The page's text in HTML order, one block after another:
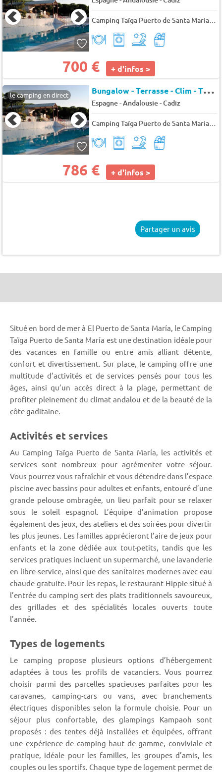
700 € + d'infos >
le camping en direct B
ungalow - Terrasse - Clim - TV 4 pers.
Espagne - Andalousie-Cadiz
Camping Taïga Puerto de Santa Maria
786 € + d'infos >
Partager un avis
Situé en bord de mer à El Puerto de Santa María, le Camping
Taïga Puerto de Santa María est une destination idéale pour
des vacances en famille ou entre amis alliant détente,
confort et divertissement. Sur place, le camping offre une
multitude d’activités et de services pensés pour tous les
âges, ainsi qu’un accès direct à la plage, permettant de
profiter pleinement du climat andalou et de la beauté de la
côte gaditaine.
Activités et services
Au Camping Taïga Puerto de Santa María, les activités et
services sont nombreux pour agrémenter votre séjour.
Vous pourrez vous rafraîchir et vous détendre dans l’espace
piscine avec bassins pour adultes et enfants, entouré d’une
grande pelouse ombragée, un lieu parfait pour se relaxer
sous le soleil espagnol. L’équipe d’animation propose
également des jeux, des ateliers et des soirées pour divertir
les plus jeunes. Les familles apprécieront l’aire de jeux pour
enfants et la zone dédiée aux tout-petits, tandis que les
services pratiques incluent un supermarché, une lavanderie
en libre-service, ainsi que des sanitaires modernes avec eau
chaude gratuite. Pour les repas, le restaurant Hippie situé à
l’entrée du camping sert des plats traditionnels savoureux,
des grillades et des spécialités locales ouverts toute
l’année.
Types de logements
Le camping propose plusieurs options d’hébergement
adaptées à tous les profils de vacanciers. Vous pourrez
choisir parmi des parcelles spacieuses parfaites pour les
caravanes, camping-cars ou vans, avec branchements
électriques disponibles selon la formule choisie. Pour un
séjour plus confortable, des glampings Kampaoh sont
proposés : des tentes déjà installées et équipées, offrant
une expérience de camping haut de gamme, conviviale et
pratique, idéale pour les familles, les groupes d’amis, les
couples ou les sportifs. Chaque type de logement permet de